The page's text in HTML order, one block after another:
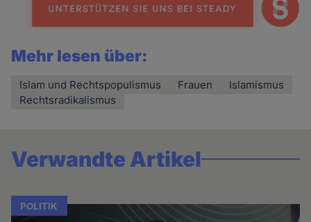
Mehr lesen über:
Islam und Rechtspopulismus Frauen
Islamismus
Rechtsradikalismus
Verwandte Artikel
POLITIK